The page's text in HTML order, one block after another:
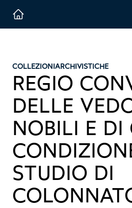
COLLEZIONIARCHIVISTICHE
REGIO
DELLE
NOBILI E DI
STUDIO DI